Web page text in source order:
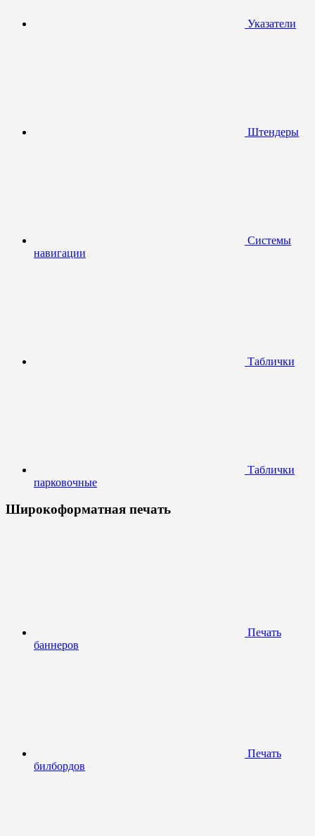
Указатели
Штендеры
Системы
навигации
Таблички
Таблички
парковочные
Широкоформатная печать
Печать
баннеров
Печать
билбордов